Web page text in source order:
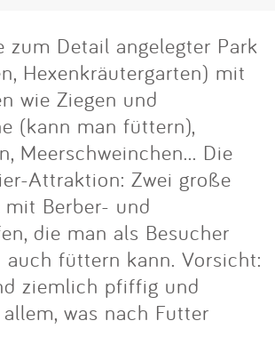
zum Detail angelegter Park
Hexenkräutergarten) mit
wie Ziegen und
(kann man füttern),
Meerschweinchen... Die
Attraktion: Zwei große
mit Berber- und
die man als Besucher
auch füttern kann. Vorsicht:
ziemlich pfiffig und
was nach Futter